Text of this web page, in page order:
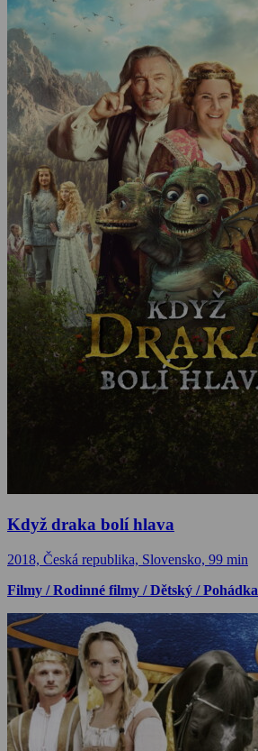
Když draka bolí hlava
2018, Česká republika, Slovensko, 99 min
Filmy / Rodinné filmy / Dětský / Pohádka